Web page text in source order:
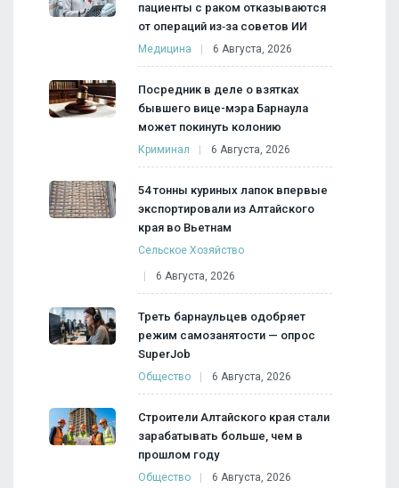
пациенты с раком отказываются
от операций из‑за советов ИИ
Медицина 6 Августа, 2026
Посредник в деле о взятках
бывшего вице-мэра Барнаула
может покинуть колонию
Криминал 6 Августа, 2026
54 тонны куриных лапок впервые
экспортировали из Алтайского
края во Вьетнам
Сельское Хозяйство
6 Августа, 2026
Треть барнаульцев одобряет
режим самозанятости — опрос
SuperJob
Общество 6 Августа, 2026
Строители Алтайского края стали
зарабатывать больше, чем в
прошлом году
Общество 6 Августа, 2026